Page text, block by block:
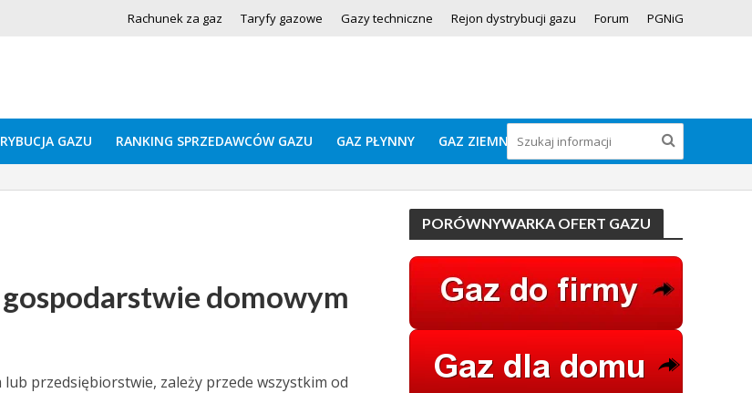
Rachunek za gaz Taryfy gazowe Gazy techniczne Rejon dystrybucji gazu Forum PGNiG
GAZU RANKING SPRZEDAWCÓW GAZU GAZ PŁYNNY GAZ ZIEMNY
domowym
przedsiębiorstwie, zależy przede wszystkim od
PORÓWNYWARKA OFERT GAZU